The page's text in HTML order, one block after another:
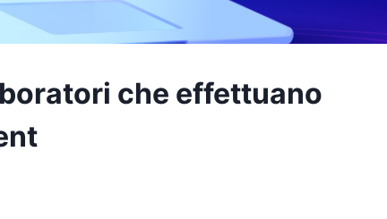
che effettuano